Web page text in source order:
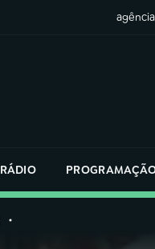
agência